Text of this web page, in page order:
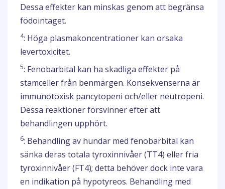
Dessa effekter kan minskas genom att begränsa
födointaget.
4: Höga plasmakoncentrationer kan orsaka
levertoxicitet.
5: Fenobarbital kan ha skadliga effekter på
stamceller från benmärgen. Konsekvenserna är
immunotoxisk pancytopeni och/eller neutropeni.
Dessa reaktioner försvinner efter att
behandlingen upphört.
6: Behandling av hundar med fenobarbital kan
sänka deras totala tyroxinnivåer (TT4) eller fria
tyroxinnivåer (FT4); detta behöver dock inte vara
en indikation på hypotyreos. Behandling med